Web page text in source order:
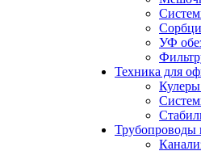
УФ
Техника для
Трубопроводы